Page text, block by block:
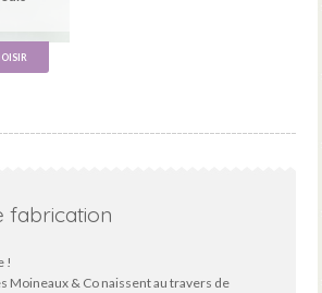
fabrication
!
Moineaux & Co naissent au travers de